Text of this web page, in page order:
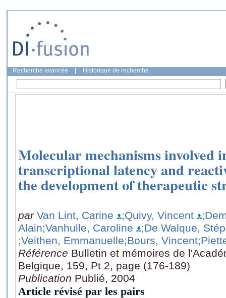
Recherche avancée Historique de recherche
Molecular mechanisms involved
transcriptional latency and
the development of therapeutic
par Van Lint, Carine ;Quivy, Vincent
Alain;Vanhulle, Caroline
;De Walque,
;Veithen, Emmanuelle;Bours, Vincent
Référence Bulletin et mémoires de
Belgique, 159, Pt 2, page (176-189)
Publication Publié, 2004
Article révisé par les pairs